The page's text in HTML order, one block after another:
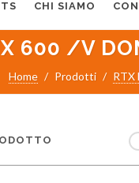
CHI SIAMO
600 /V
Home Prodotti RTX